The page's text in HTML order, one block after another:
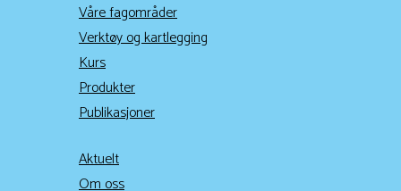
Våre fagområder
Verktøy og kartlegging
Kurs
Produkter
Publikasjoner
Aktuelt
Om oss